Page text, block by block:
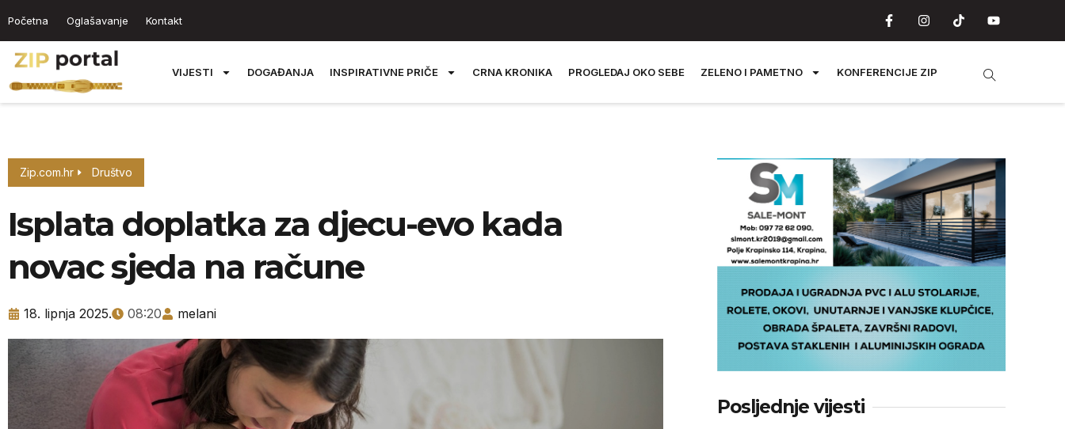
Početna Oglašavanje Kontakt
VIJESTI DOGAĐANJA INSPIRATIVNE PRIČE CRNA KRONIKA PROGLEDAJ OKO SEBE ZELENO I PAMETNO KONFERENCIJE ZIP
Zip.com.hr Društvo
Isplata doplatka za djecu-evo kada
novac sjeda na račune
18. lipnja 2025. 08:20 melani
Posljednje vijesti